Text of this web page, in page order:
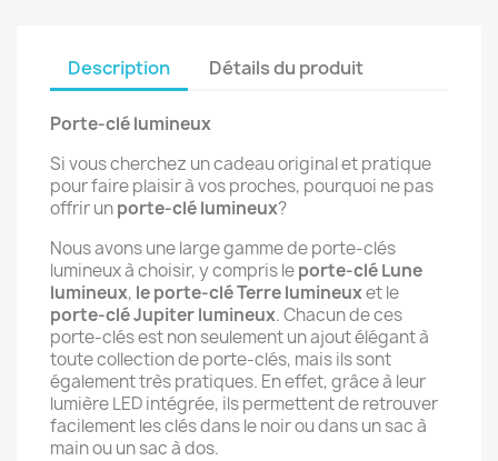
Description Détails du produit
Porte-clé lumineux
Si vous cherchez un cadeau original et pratique
pour faire plaisir à vos proches, pourquoi ne pas
offrir unporte-clé lumineux?
Nous avons une large gamme de porte-clés
lumineux à choisir, y compris leporte-clé Lune
lumineux, le porte-clé Terre lumineuxet le
porte-clé Jupiter lumineux. Chacun de ces
porte-clés est non seulement un ajout élégant à
toute collection de porte-clés, mais ils sont
également très pratiques. En effet, grâce à leur
lumière LED intégrée, ils permettent de retrouver
facilement les clés dans le noir ou dans un sac à
main ou un sac à dos.